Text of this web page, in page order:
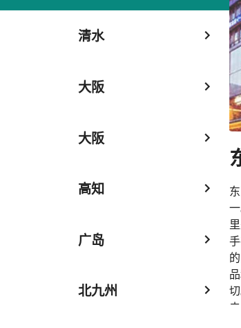
清水
大阪
大阪
高知
广岛
北九州